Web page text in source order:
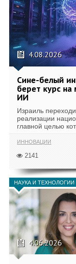
4.08.2026
Сине-белый
берет курс
ИИ
Израиль
реализации
главной целью
ИННОВАЦИИ
2141
НАУКА И ТЕХНОЛОГИИ
4.06.2026